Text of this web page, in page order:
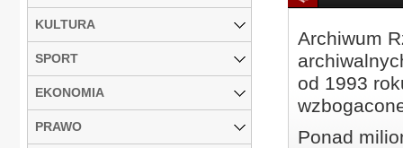
Archiwum
od 1993
Ponad
KULTURA
SPORT
EKONOMIA
PRAWO